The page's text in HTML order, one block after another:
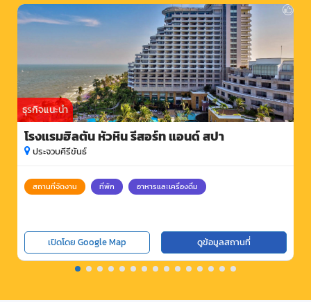
ธุรกิจแนะนำ
โรงแรมฮิลตัน หัวหิน รีสอร์ท แอนด์ สปา
ประจวบคีรีขันธ์
สถานที่จัดงาน ที่พัก อาหารและเครื่องดื่ม
เปิดโดย Google Map ดูข้อมูลสถานที่